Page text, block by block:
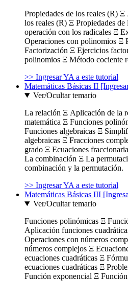
Propiedades de los reales (R)
los reales (R) Ξ Propiedades
operación con los radicales Ξ
Operaciones con polinomios Ξ
Factorización Ξ Ejercicios
polinomios Ξ Método cociente
>> Ingresar YA a este tutorial
Matemáticas Básicas II
Ver/Ocultar temario
La relación Ξ Aplicación de la
matemática Ξ Funciones
Funciones algebraicas Ξ
algebraicas Ξ Fracciones
grado Ξ Ecuaciones
La combinación Ξ La
combinación y la permutación.
>> Ingresar YA a este tutorial
Matemáticas Básicas III
Ver/Ocultar temario
Funciones polinómicas Ξ
Aplicación funciones
Operaciones con números
números complejos Ξ
ecuaciones cuadráticas Ξ
ecuaciones cuadráticas Ξ
Función exponencial Ξ